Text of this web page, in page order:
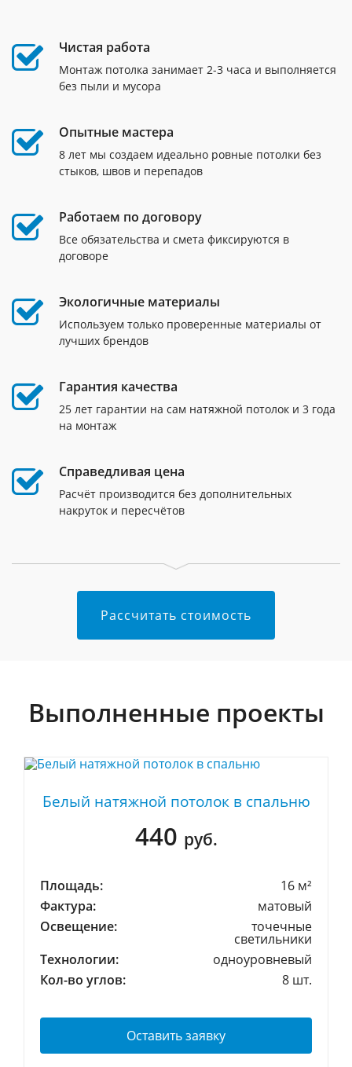
Чистая работа
Монтаж потолка занимает 2-3 часа и выполняется
без пыли и мусора
Опытные мастера
8 лет мы создаем идеально ровные потолки без
стыков, швов и перепадов
Работаем по договору
Все обязательства и смета фиксируются в
договоре
Экологичные материалы
Используем только проверенные материалы от
лучших брендов
Гарантия качества
25 лет гарантии на сам натяжной потолок и 3 года
на монтаж
Справедливая цена
Расчёт производится без дополнительных
накруток и пересчётов
Рассчитать стоимость
Выполненные проекты
Белый натяжной потолок в спальню
440 руб.
Площадь:
16 м²
Фактура:
матовый
Освещение:
точечные
светильники
Технологии:
одноуровневый
Кол-во углов:
8 шт.
Оставить заявку